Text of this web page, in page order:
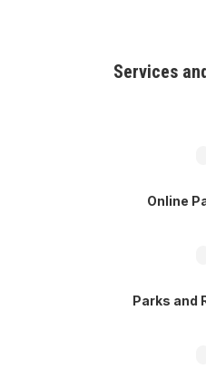
Services
Online
Parks and